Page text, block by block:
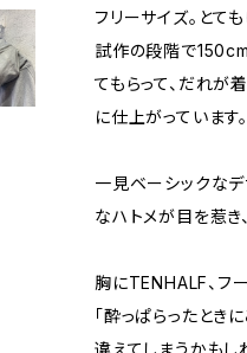
フリーサイズ。とて
試作の段階で
てもらって、だれが
に仕上がっています。
一見ベーシックな
なハトメが目を惹き
胸にTENHALF、フ
「酔っぱらったとき